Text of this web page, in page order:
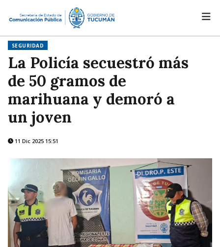
SEGURIDAD
La Policía secuestró más
de 50 gramos de
marihuana y demoró a
un joven
11 Dic 2025 15:51